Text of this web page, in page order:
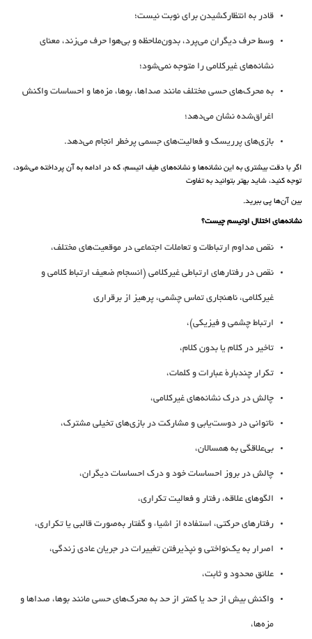
قادر به انتظارکشیدن برای نوبت نیست؛
وسط حرف دیگران می‌پرد، بدون‌ملاحظه و بی‌هوا حرف می‌زند، معنای
نشانه‌های غیرکلامی را متوجه نمی‌شود؛
به محرک‌های حسی مختلف مانند صداها، بوها، مزه‌ها و احساسات واکنش
اغراق‌شده نشان می‌دهد؛
بازی‌های پرریسک و فعالیت‌های جسمی پرخطر انجام می‌دهد.
اگر با دقت بیشتری به این نشانه‌ها و نشانه‌های طیف اتیسم، که در ادامه به آن پرداخته می‌شود،
توجه کنید، شاید بهتر بتوانید به تفاوت
بین آن‌ها پی ببرید.
نشانه‌های اختلال اوتیسم چیست؟
نقص مداوم ارتباطات و تعاملات اجتماعی در موقعیت‌های مختلف،
نقص در رفتارهای ارتباطی غیرکلامی (انسجام ضعیف ارتباط کلامی و
غیرکلامی، ناهنجاری تماس چشمی، پرهیز از برقراری
ارتباط چشمی و فیزیکی)،
تاخیر در کلام یا بدون کلام،
تکرار چندبارۀ عبارات و کلمات،
چالش در درک نشانه‌های غیرکلامی،
ناتوانی در دوست‌یابی و مشارکت در بازی‌های تخیلی مشترک،
بی‌علاقگی به همسالان،
چالش در بروز احساسات خود و درک احساسات دیگران،
الگوهای علاقه، رفتار و فعالیت تکراری،
رفتارهای حرکتی، استفاده از اشیاء و گفتار به‌صورت قالبی یا تکراری،
اصرار به یک‌نواختی و نپذیرفتن تغییرات در جریان عادی زندگی،
علائق محدود و ثابت،
واکنش بیش از حد یا کمتر از حد به محرک‌های حسی مانند بوها، صداها و
مزه‌ها،